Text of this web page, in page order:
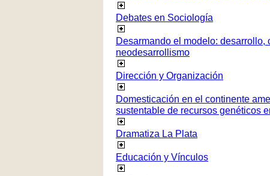
Debates en Sociología
Desarmando el modelo:
neodesarrollismo
Dirección y Organización
Domesticación en el continente
sustentable de recursos genéticos
Dramatiza La Plata
Educación y Vínculos